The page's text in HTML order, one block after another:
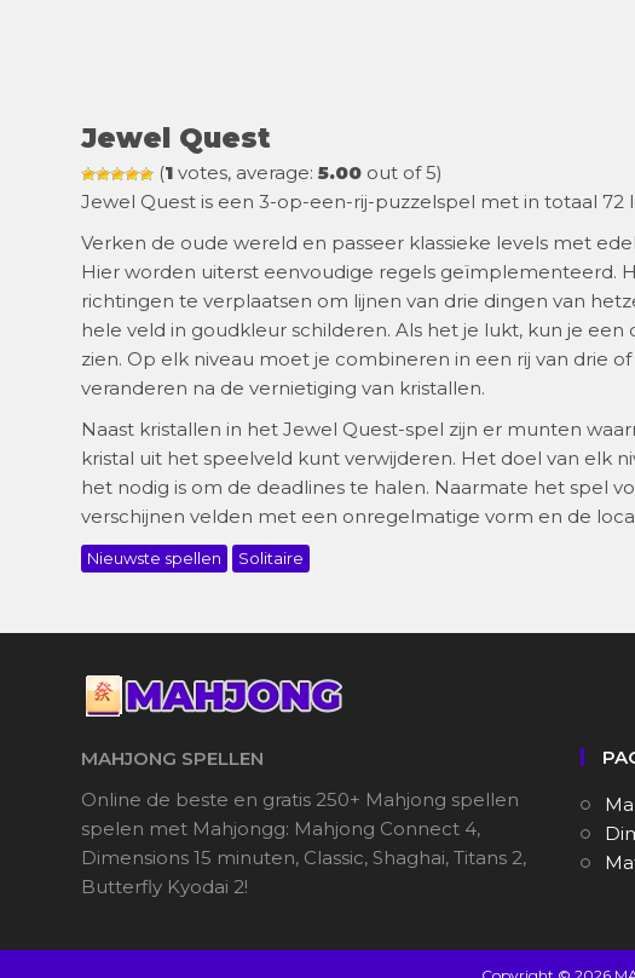
Jewel Quest
(1 votes, average: 5.00 out of 5)
Jewel Quest is een 3-op-een-rij-puzzelspel met in totaal 72
Verken de oude wereld en passeer klassieke levels met
Hier worden uiterst eenvoudige regels geïmplementeerd.
richtingen te verplaatsen om lijnen van drie dingen van
hele veld in goudkleur schilderen. Als het je lukt, kun je
zien. Op elk niveau moet je combineren in een rij van drie
veranderen na de vernietiging van kristallen.
Naast kristallen in het Jewel Quest-spel zijn er munten
kristal uit het speelveld kunt verwijderen. Het doel van elk
het nodig is om de deadlines te halen. Naarmate het spel
verschijnen velden met een onregelmatige vorm en de
Nieuwste spellen Solitaire
MAHJONG SPELLEN
Online de beste en gratis 250+ Mahjong spellen
spelen met Mahjongg: Mahjong Connect 4,
Dimensions 15 minuten, Classic, Shaghai, Titans 2,
Butterfly Kyodai 2!